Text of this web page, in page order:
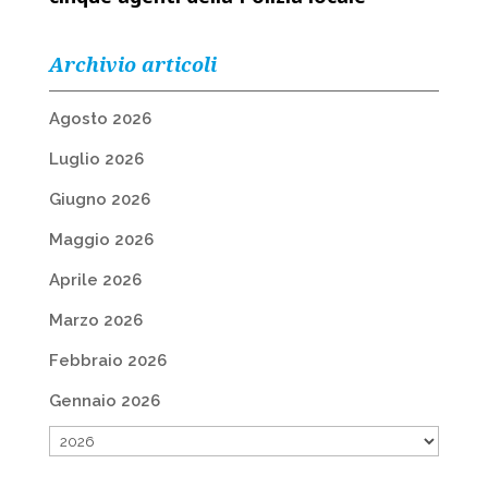
Archivio articoli
Agosto 2026
Luglio 2026
Giugno 2026
Maggio 2026
Aprile 2026
Marzo 2026
Febbraio 2026
Gennaio 2026